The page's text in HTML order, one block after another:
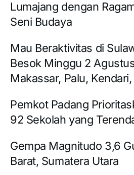
Lumajang dengan
Seni Budaya
Mau Beraktivitas di
Besok Minggu 2
Makassar, Palu,
Pemkot Padang
92 Sekolah yang
Gempa Magnitudo 3,6
Barat, Sumatera Utara